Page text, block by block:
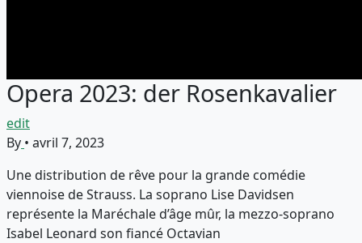
Opera 2023: der Rosenkavalier
edit
By • avril 7, 2023
Une distribution de rêve pour la grande comédie
viennoise de Strauss. La soprano Lise Davidsen
représente la Maréchale d’âge mûr, la mezzo-soprano
Isabel Leonard son fiancé Octavian